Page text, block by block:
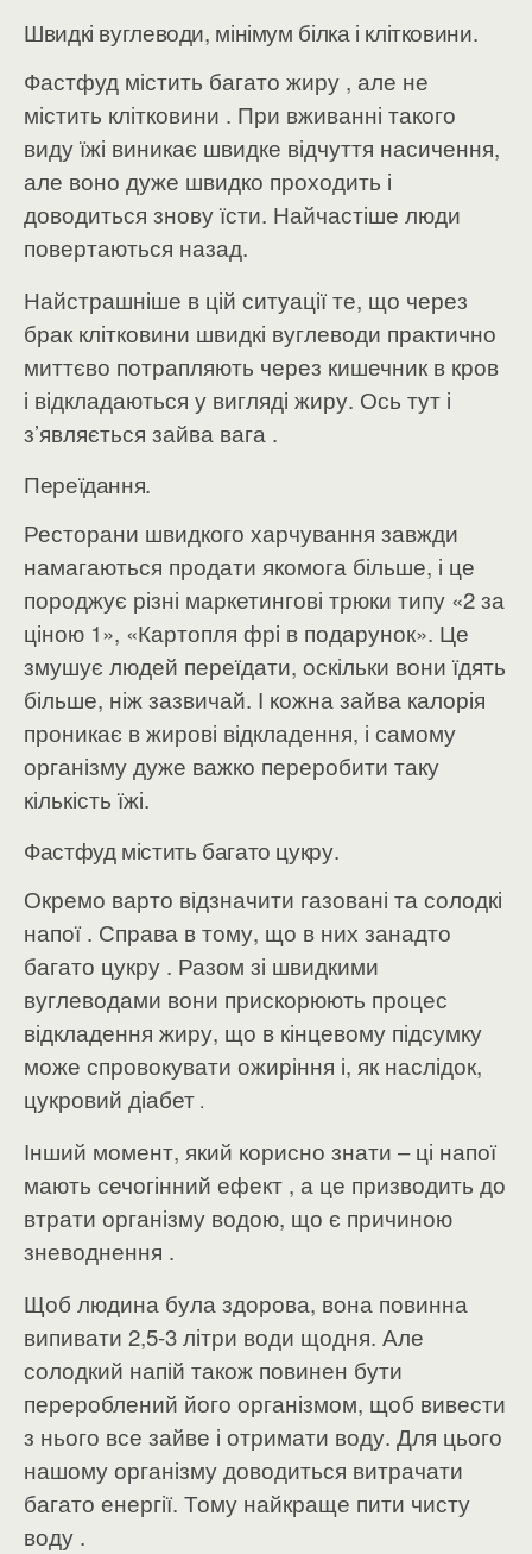
Швидкі вуглеводи, мінімум білка і клітковини.
Фастфуд містить багато жиру , але не
містить клітковини . При вживанні такого
виду їжі виникає швидке відчуття насичення,
але воно дуже швидко проходить і
доводиться знову їсти. Найчастіше люди
повертаються назад.
Найстрашніше в цій ситуації те, що через
брак клітковини швидкі вуглеводи практично
миттєво потрапляють через кишечник в кров
і відкладаються у вигляді жиру. Ось тут і
з’являється зайва вага .
Переїдання.
Ресторани швидкого харчування завжди
намагаються продати якомога більше, і це
породжує різні маркетингові трюки типу «2 за
ціною 1», «Картопля фрі в подарунок». Це
змушує людей переїдати, оскільки вони їдять
більше, ніж зазвичай. І кожна зайва калорія
проникає в жирові відкладення, і самому
організму дуже важко переробити таку
кількість їжі.
Фастфуд містить багато цукру.
Окремо варто відзначити газовані та солодкі
напої . Справа в тому, що в них занадто
багато цукру . Разом зі швидкими
вуглеводами вони прискорюють процес
відкладення жиру, що в кінцевому підсумку
може спровокувати ожиріння і, як наслідок,
цукровий діабет .
Інший момент, який корисно знати – ці напої
мають сечогінний ефект , а це призводить до
втрати організму водою, що є причиною
зневоднення .
Щоб людина була здорова, вона повинна
випивати 2,5-3 літри води щодня. Але
солодкий напій також повинен бути
перероблений його організмом, щоб вивести
з нього все зайве і отримати воду. Для цього
нашому організму доводиться витрачати
багато енергії. Тому найкраще пити чисту
воду .